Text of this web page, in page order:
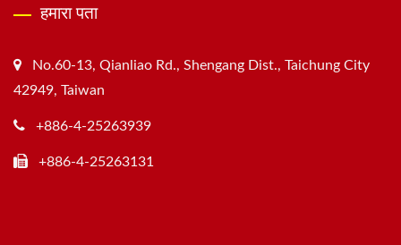
हमारा पता
No.60-13, Qianliao Rd., Shengang Dist., Taichung City
42949, Taiwan
+886-4-25263939
+886-4-25263131